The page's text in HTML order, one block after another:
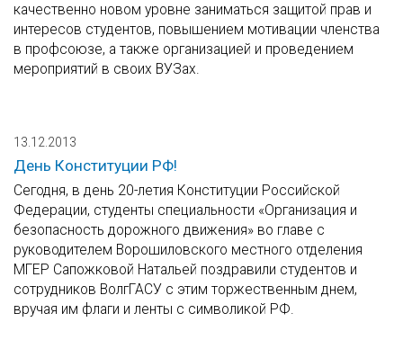
качественно новом уровне заниматься защитой прав и
интересов студентов, повышением мотивации членства
в профсоюзе, а также организацией и проведением
мероприятий в своих ВУЗах.
13.12.2013
День Конституции РФ!
Сегодня, в день 20-летия Конституции Российской
Федерации, студенты специальности «Организация и
безопасность дорожного движения» во главе с
руководителем Ворошиловского местного отделения
МГЕР Сапожковой Натальей поздравили студентов и
сотрудников ВолгГАСУ с этим торжественным днем,
вручая им флаги и ленты с символикой РФ.